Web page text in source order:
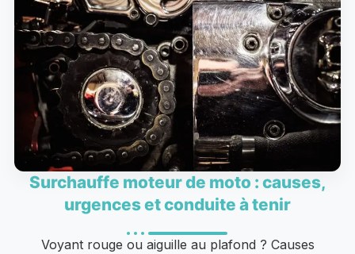
Surchauffe moteur de moto : causes,
urgences et conduite à tenir
Voyant rouge ou aiguille au plafond ? Causes